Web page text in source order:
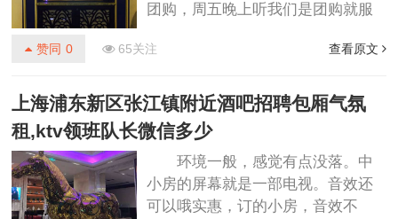
前台给的纸质小票上会有房间号，
的设备算的上还行，歌曲库里的音
团购，周五晚上听我们是团购就服
歌的，音响效果和招聘环境好就行
爆米花，又去买了一打啤酒，结账
的小妹脸很臭，唉，唱到两点，忽
略掉这些不愉快，玩的还是很尽
兴，比直接买单还是要便宜。。,，
啦啦啦。我的天李兰李兰李兰？吧
吧吧李兰了吧吧的一抹交通方便，
赞同 0 65关注 查看原文
上海浦东新区张江镇附近酒吧招聘包厢气氛
租,ktv领班队长微信多少
环境一般，感觉有点没落。中
小房的屏幕就是一部电视。音效还
可以哦实惠，订的小房，音效不